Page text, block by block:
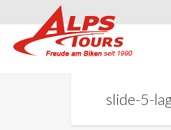
slide-5-